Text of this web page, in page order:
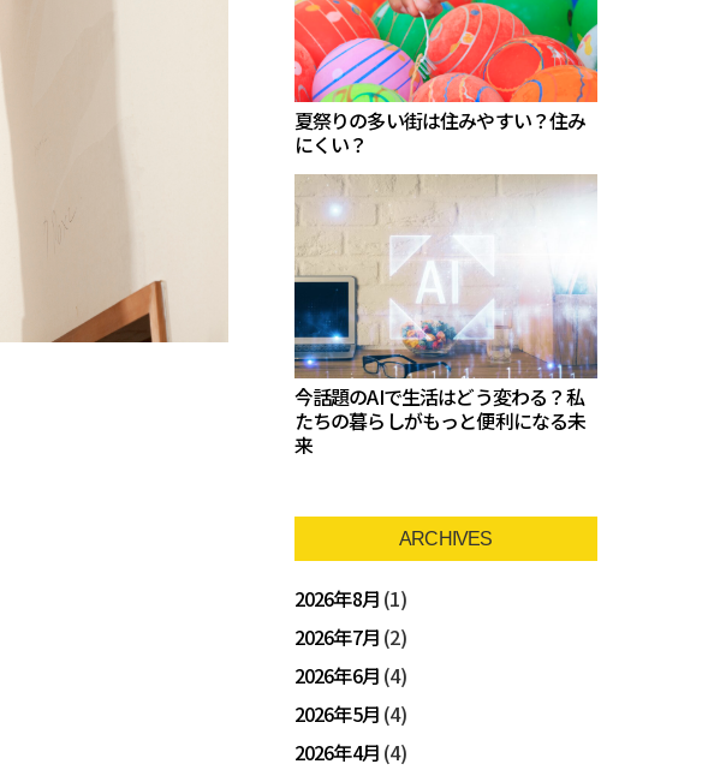
夏祭りの多い街は住みやすい？住み
にくい？
今話題のAIで生活はどう変わる？私
たちの暮らしがもっと便利になる未
来
ARCHIVES
2026年8月 (1)
2026年7月 (2)
2026年6月 (4)
2026年5月 (4)
2026年4月 (4)